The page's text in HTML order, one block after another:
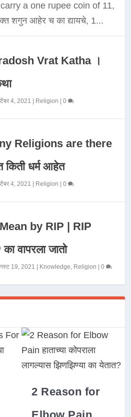
a one rupee coin of 11,
शगुन आहेर च का द्यायचे, 1...
Vrat Katha ।
4, 2021 Religion |0
Religions are there
किती धर्म आहेत
4, 2021 Religion |0
by RIP | RIP
वापरला जातो
19, 2021 Knowledge, Religion |0
2 Reason for